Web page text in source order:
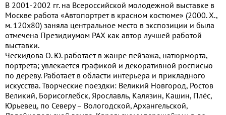
В 2001-2002 гг. на Всероссийской молодежной выставке в
Москве работа «Автопортрет в красном костюме» (2000. Х.,
м. 120х80) заняла центральное место в экспозиции и была
отмечена Президиумом РАХ как автор лучшей работой
выставки.
Ческидова О. Ю. работает в жанре пейзажа, натюрморта,
портрета; увлекается графикой и декоративной росписью
по дереву. Работает в области интерьера и прикладного
искусства. Творческие поездки: Великий Новгород, Ростов
Великий, Борисоглебск, Ярославль, Калязин, Кашин, Плёс,
Юрьевец, по Северу – Вологодской, Архангельской,